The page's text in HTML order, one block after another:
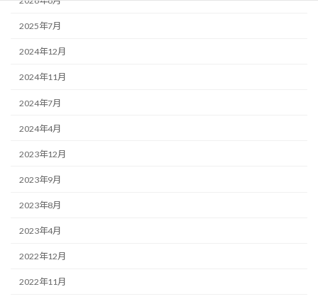
2025年7月
2024年12月
2024年11月
2024年7月
2024年4月
2023年12月
2023年9月
2023年8月
2023年4月
2022年12月
2022年11月